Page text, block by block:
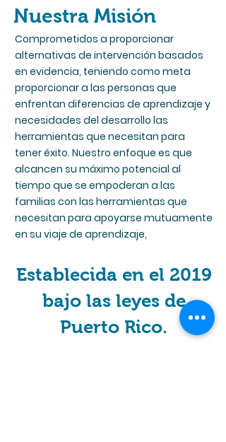
saben que en tu tienda pueden
realizar compras con altos niveles de
seguridad.
clientes, pues saben que en tu tienda
pueden realizar compras con altos
niveles de seguridad.
Nuestra Misión
Comprometidos a proporcionar
alternativas de intervención basados
en evidencia, teniendo como meta
proporcionar a las personas que
enfrentan diferencias de aprendizaje y
necesidades del desarrollo las
herramientas que necesitan para
tener éxito. Nuestro enfoque es que
alcancen su máximo potencial al
tiempo que se empoderan a las
familias con las herramientas que
necesitan para apoyarse mutuamente
en su viaje de aprendizaje,
Establecida en el 2019
bajo las leyes de
Puerto Rico.